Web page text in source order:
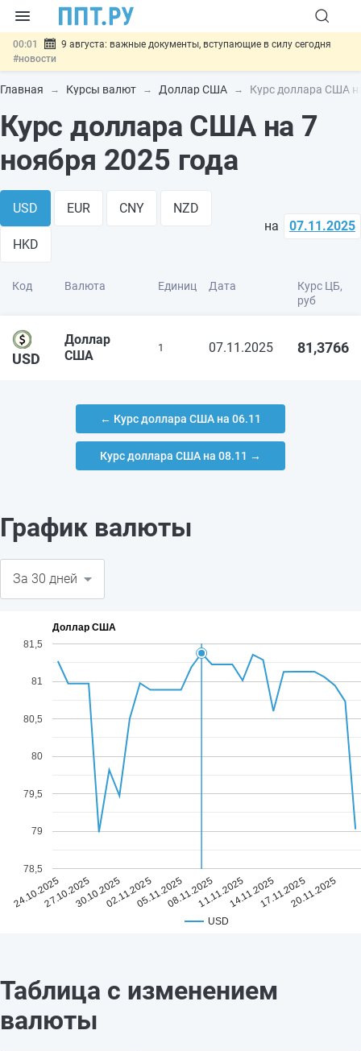
00:01
9 августа: важные документы, вступающие в силу сегодня
#новости
07.08 Подписан закон о блокировке продажи опасных товаров через
«Честный знак»#новости
07.08
Госпошлину за устранение ошибок в документах предлагают
отменить#новости
07.08
Важно
Разработают единые критерии трудовых и ГПХ-
отношений#новости
Главная Курсы валют Доллар США Курс доллара США
Курс доллара США на 7
ноября 2025 года
USD EUR CNY NZD
HKD
на 07.11.2025
Код Валюта Единиц Дата
Курс ЦБ,
руб
USD
Доллар
США
1 07.11.2025 81,3766
← Курс доллара США на 06.11
Курс доллара США на 08.11 →
График валюты
Доллар США
USD
24.10.202527.10.202530.10.202502.11.202505.11.202508.11.202511.11.202514.11.202517.11.202520.11.2025
78,5
79
79,5
80
80,5
81
81,5
Таблица с изменением
валюты